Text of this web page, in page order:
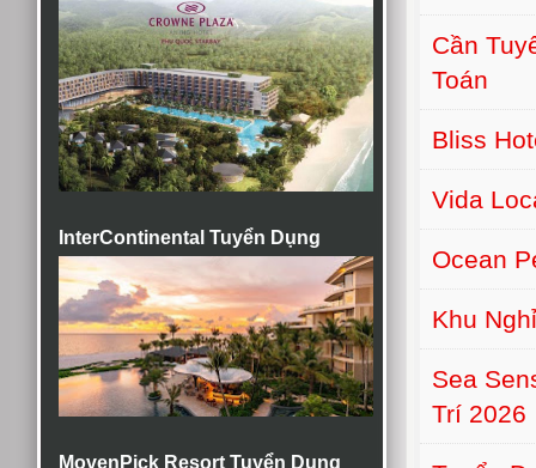
InterContinental Tuyển Dụng
MovenPick Resort Tuyển Dụng
Cần
Toán
Bliss
Vida
Ocean
Khu
Sea
Trí 2026